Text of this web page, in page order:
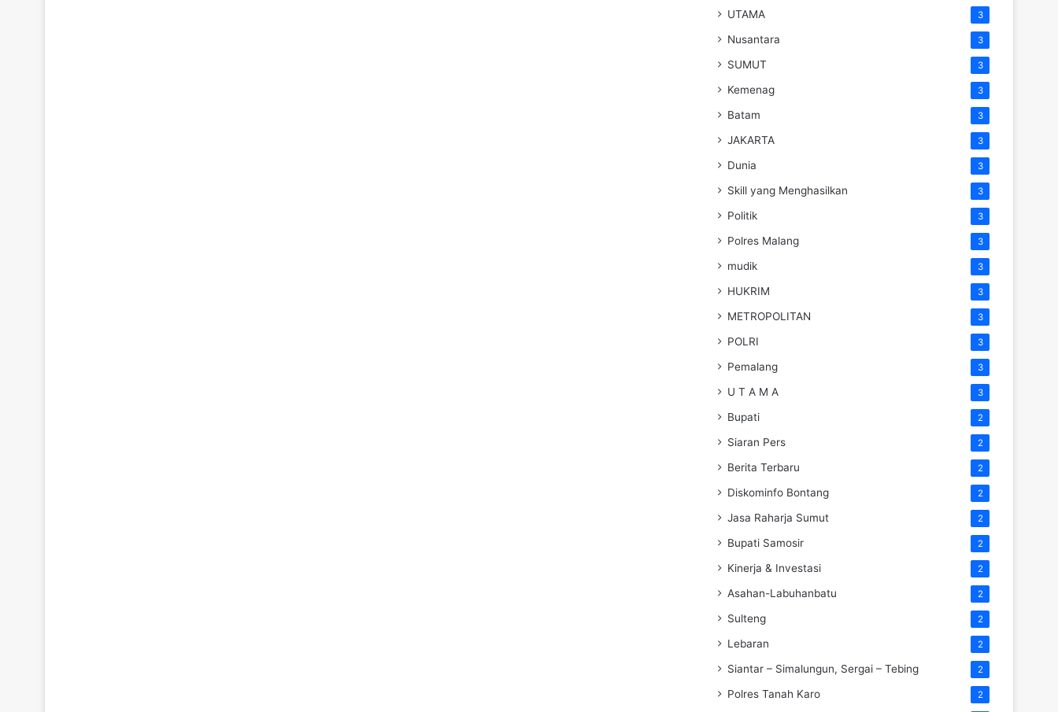
UTAMA 3
Nusantara 3
SUMUT 3
Kemenag 3
Batam 3
JAKARTA 3
Dunia 3
Skill yang Menghasilkan 3
Politik 3
Polres Malang 3
mudik 3
HUKRIM 3
METROPOLITAN 3
POLRI 3
Pemalang 3
U T A M A 3
Bupati 2
Siaran Pers 2
Berita Terbaru 2
Diskominfo Bontang 2
Jasa Raharja Sumut 2
Bupati Samosir 2
Kinerja & Investasi 2
Asahan-Labuhanbatu 2
Sulteng 2
Lebaran 2
Siantar – Simalungun, Sergai – Tebing 2
Polres Tanah Karo 2